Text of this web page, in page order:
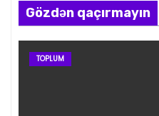
Gözdən qaçırmayın
TOPLUM